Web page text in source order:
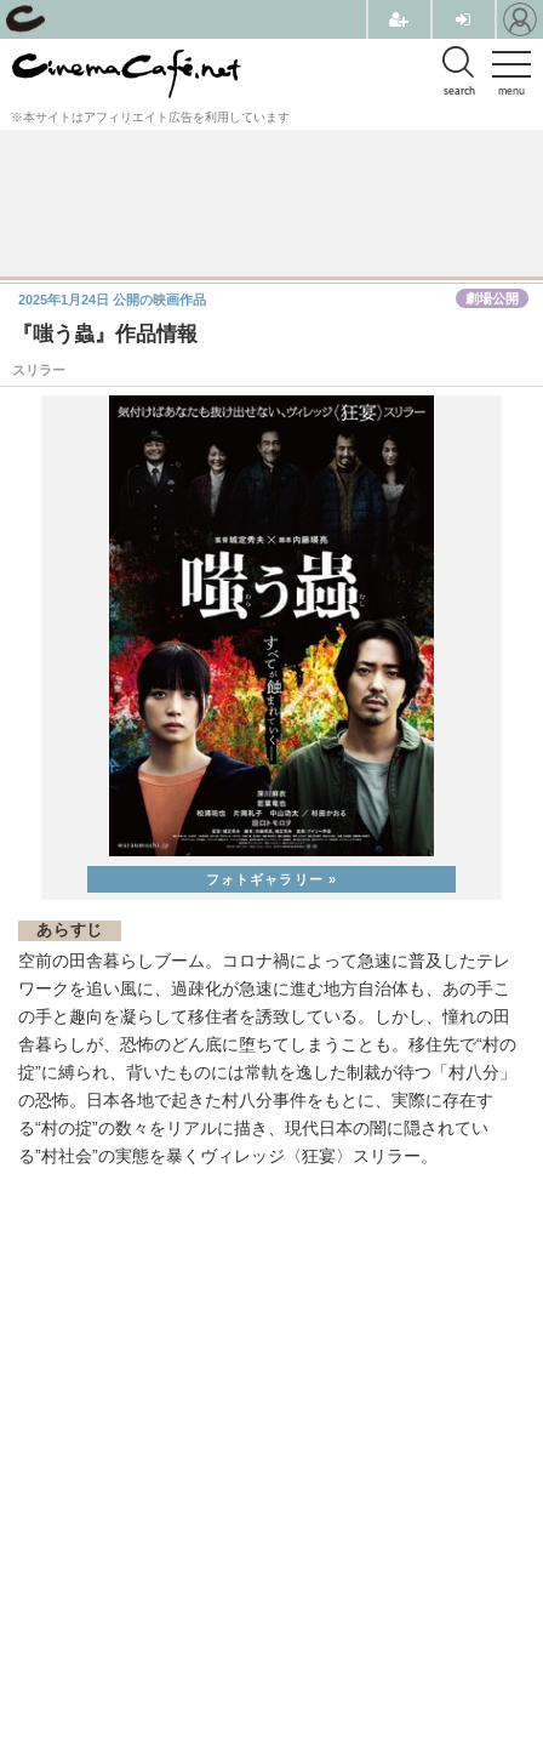
menu
search
※本サイトはアフィリエイト広告を利用しています
『嗤う蟲』作品情報
スリラー
2025年1月24日 公開の映画作品 劇場公開
あらすじ
空前の田舎暮らしブーム。コロナ禍によって急速に普及したテレ
ワークを追い風に、過疎化が急速に進む地方自治体も、あの手こ
の手と趣向を凝らして移住者を誘致している。しかし、憧れの田
舎暮らしが、恐怖のどん底に堕ちてしまうことも。移住先で“村の
掟”に縛られ、背いたものには常軌を逸した制裁が待つ「村八分」
の恐怖。日本各地で起きた村八分事件をもとに、実際に存在す
る“村の掟”の数々をリアルに描き、現代日本の闇に隠されてい
る”村社会”の実態を暴くヴィレッジ〈狂宴〉スリラー。